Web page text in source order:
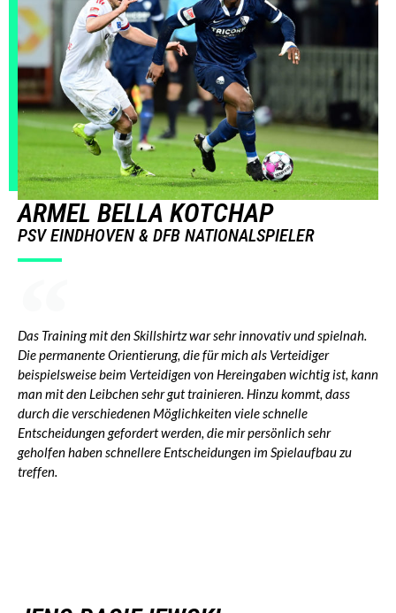
ARMEL BELLA KOTCHAP
PSV EINDHOVEN & DFB NATIONALSPIELER
Das Training mit den Skillshirtz war sehr innovativ und spielnah.
Die permanente Orientierung, die für mich als Verteidiger
beispielsweise beim Verteidigen von Hereingaben wichtig ist, kann
man mit den Leibchen sehr gut trainieren. Hinzu kommt, dass
durch die verschiedenen Möglichkeiten viele schnelle
Entscheidungen gefordert werden, die mir persönlich sehr
geholfen haben schnellere Entscheidungen im Spielaufbau zu
treffen.